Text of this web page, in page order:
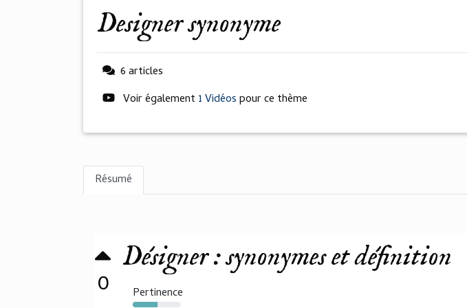
designer synonyme
6 articles
Voir également 1 Vidéospour ce thème
Résumé
0
Désigner : synonymes et définition
Pertinence